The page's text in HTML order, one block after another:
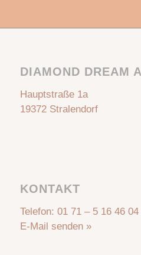
DIAMOND DREAM
Hauptstraße 1a
19372 Stralendorf
KONTAKT
Telefon: 01 71 – 5 16 46 04
E-Mail senden »